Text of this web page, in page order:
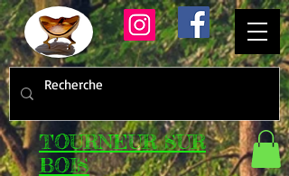
TOURNEUR SUR
BOIS